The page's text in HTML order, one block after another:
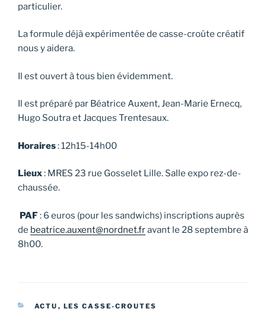
particulier.
La formule déjà expérimentée de casse-croûte créatif
nous y aidera.
Il est ouvert à tous bien évidemment.
Il est préparé par Béatrice Auxent, Jean-Marie Ernecq,
Hugo Soutra et Jacques Trentesaux.
Horaires: 12h15-14h00
Lieux: MRES 23 rue Gosselet Lille. Salle expo rez-de-
chaussée.
PAF: 6 euros (pour les sandwichs) inscriptions auprès
de beatrice.auxent@nordnet.fravant le 28 septembre à
8h00.
CATÉGORIES
ACTU , LES CASSE-CROUTES